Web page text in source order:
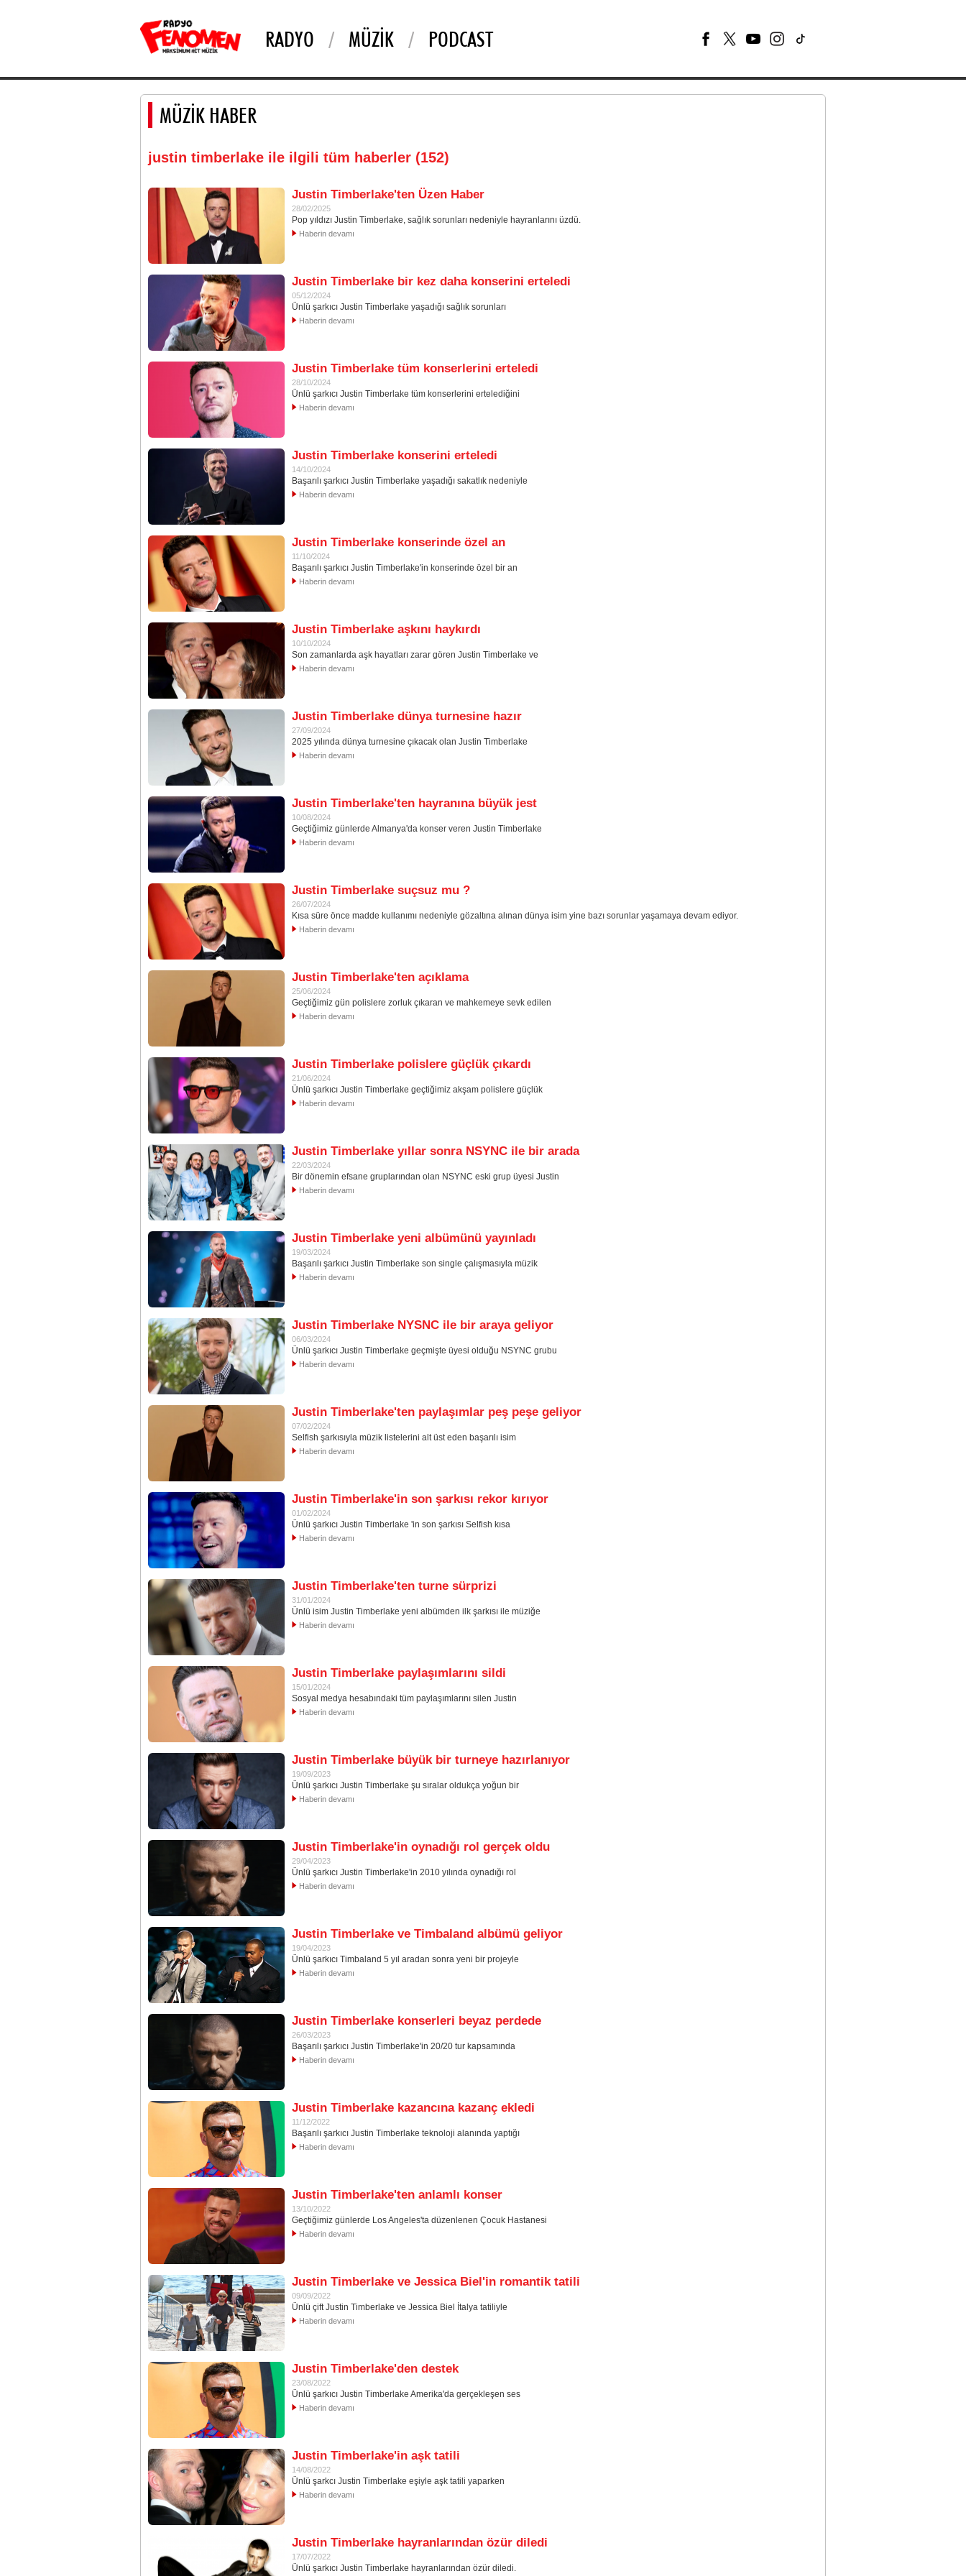
RADYO MÜZIK PODCAST
MÜZİK HABER
justin timberlake ile ilgili tüm haberler (152)
Justin Timberlake'ten Üzen Haber
28/02/2025
Pop yıldızı Justin Timberlake, sağlık sorunları nedeniyle hayranlarını üzdü.
Haberin devamı
Justin Timberlake bir kez daha konserini erteledi
05/12/2024
Ünlü şarkıcı Justin Timberlake yaşadığı sağlık sorunları
Haberin devamı
Justin Timberlake tüm konserlerini erteledi
28/10/2024
Ünlü şarkıcı Justin Timberlake tüm konserlerini ertelediğini
Haberin devamı
Justin Timberlake konserini erteledi
14/10/2024
Başarılı şarkıcı Justin Timberlake yaşadığı sakatlık nedeniyle
Haberin devamı
Justin Timberlake konserinde özel an
11/10/2024
Başarılı şarkıcı Justin Timberlake'in konserinde özel bir an
Haberin devamı
Justin Timberlake aşkını haykırdı
10/10/2024
Son zamanlarda aşk hayatları zarar gören Justin Timberlake ve
Haberin devamı
Justin Timberlake dünya turnesine hazır
27/09/2024
2025 yılında dünya turnesine çıkacak olan Justin Timberlake
Haberin devamı
Justin Timberlake'ten hayranına büyük jest
10/08/2024
Geçtiğimiz günlerde Almanya'da konser veren Justin Timberlake
Haberin devamı
Justin Timberlake suçsuz mu ?
26/07/2024
Kısa süre önce madde kullanımı nedeniyle gözaltına alınan dünya isim yine bazı sorunlar yaşamaya devam ediyor.
Haberin devamı
Justin Timberlake'ten açıklama
25/06/2024
Geçtiğimiz gün polislere zorluk çıkaran ve mahkemeye sevk edilen
Haberin devamı
Justin Timberlake polislere güçlük çıkardı
21/06/2024
Ünlü şarkıcı Justin Timberlake geçtiğimiz akşam polislere güçlük
Haberin devamı
Justin Timberlake yıllar sonra NSYNC ile bir arada
22/03/2024
Bir dönemin efsane gruplarından olan NSYNC eski grup üyesi Justin
Haberin devamı
Justin Timberlake yeni albümünü yayınladı
19/03/2024
Başarılı şarkıcı Justin Timberlake son single çalışmasıyla müzik
Haberin devamı
Justin Timberlake NYSNC ile bir araya geliyor
06/03/2024
Ünlü şarkıcı Justin Timberlake geçmişte üyesi olduğu NSYNC grubu
Haberin devamı
Justin Timberlake'ten paylaşımlar peş peşe geliyor
07/02/2024
Selfish şarkısıyla müzik listelerini alt üst eden başarılı isim
Haberin devamı
Justin Timberlake'in son şarkısı rekor kırıyor
01/02/2024
Ünlü şarkıcı Justin Timberlake 'in son şarkısı Selfish kısa
Haberin devamı
Justin Timberlake'ten turne sürprizi
31/01/2024
Ünlü isim Justin Timberlake yeni albümden ilk şarkısı ile müziğe
Haberin devamı
Justin Timberlake paylaşımlarını sildi
15/01/2024
Sosyal medya hesabındaki tüm paylaşımlarını silen Justin
Haberin devamı
Justin Timberlake büyük bir turneye hazırlanıyor
19/09/2023
Ünlü şarkıcı Justin Timberlake şu sıralar oldukça yoğun bir
Haberin devamı
Justin Timberlake'in oynadığı rol gerçek oldu
29/04/2023
Ünlü şarkıcı Justin Timberlake'in 2010 yılında oynadığı rol
Haberin devamı
Justin Timberlake ve Timbaland albümü geliyor
19/04/2023
Ünlü şarkıcı Timbaland 5 yıl aradan sonra yeni bir projeyle
Haberin devamı
Justin Timberlake konserleri beyaz perdede
26/03/2023
Başarılı şarkıcı Justin Timberlake'in 20/20 tur kapsamında
Haberin devamı
Justin Timberlake kazancına kazanç ekledi
11/12/2022
Başarılı şarkıcı Justin Timberlake teknoloji alanında yaptığı
Haberin devamı
Justin Timberlake'ten anlamlı konser
13/10/2022
Geçtiğimiz günlerde Los Angeles'ta düzenlenen Çocuk Hastanesi
Haberin devamı
Justin Timberlake ve Jessica Biel'in romantik tatili
09/09/2022
Ünlü çift Justin Timberlake ve Jessica Biel İtalya tatiliyle
Haberin devamı
Justin Timberlake'den destek
23/08/2022
Ünlü şarkıcı Justin Timberlake Amerika'da gerçekleşen ses
Haberin devamı
Justin Timberlake'in aşk tatili
14/08/2022
Ünlü şarkcı Justin Timberlake eşiyle aşk tatili yaparken
Haberin devamı
Justin Timberlake hayranlarından özür diledi
17/07/2022
Ünlü şarkıcı Justin Timberlake hayranlarından özür diledi.